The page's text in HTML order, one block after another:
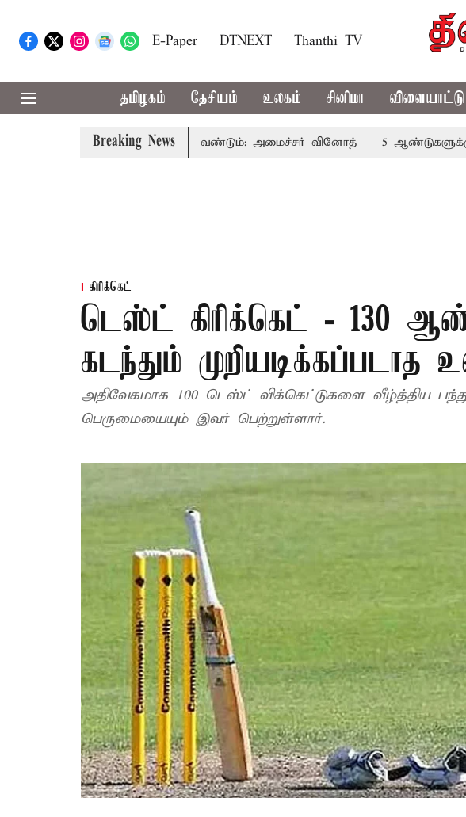
E-Paper DTNEXT Thanthi TV
தமிழகம் தேசியம் உலகம் சினிமா விளையாட்டு
Breaking News
பயன்பாட்டை தவிர்க்க வேண்டும்: அமைச்சர் வினோத் 5 ஆண்டுகளுக்கு
கிரிக்கெட்
டெஸ்ட் கிரிக்கெட் - 130
கடந்தும் முறியடிக்கப்படாத
அதிவேகமாக 100 டெஸ்ட் விக்கெட்டுகளை வீழ்த்திய
பெருமையையும் இவர் பெற்றுள்ளார்.